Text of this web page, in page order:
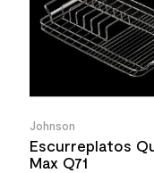
Johnson
Escurreplatos
Max Q71